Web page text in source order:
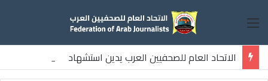
القائمة
الاتحاد العام للصحفيين العرب يدين استشهاد